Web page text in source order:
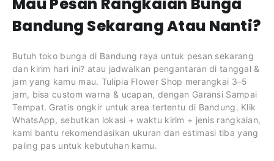
Mau Pesan Rangkaian Bunga
Bandung Sekarang Atau Nanti?
Butuh toko bunga di Bandung raya untuk pesan sekarang
dan kirim hari ini? atau jadwalkan pengantaran di tanggal &
jam yang kamu mau. Tulipia Flower Shop merangkai 3–5
jam, bisa custom warna & ucapan, dengan Garansi Sampai
Tempat. Gratis ongkir untuk area tertentu di Bandung. Klik
WhatsApp, sebutkan lokasi + waktu kirim + jenis rangkaian,
kami bantu rekomendasikan ukuran dan estimasi tiba yang
paling pas untuk kebutuhan kamu.